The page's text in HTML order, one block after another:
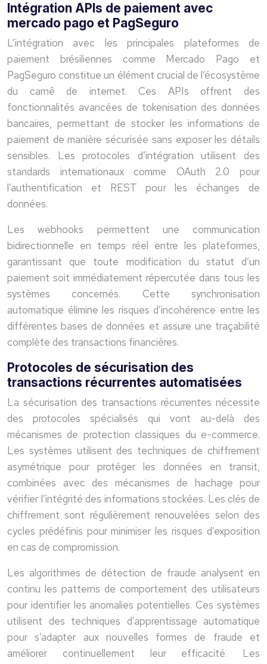
Intégration APIs de paiement avec
mercado pago et PagSeguro
L’intégration avec les principales plateformes de
paiement brésiliennes comme Mercado Pago et
PagSeguro constitue un élément crucial de l’écosystème
du carnê de internet. Ces APIs offrent des
fonctionnalités avancées de tokenisation des données
bancaires, permettant de stocker les informations de
paiement de manière sécurisée sans exposer les détails
sensibles. Les protocoles d’intégration utilisent des
standards internationaux comme OAuth 2.0 pour
l’authentification et REST pour les échanges de
données.
Les webhooks permettent une communication
bidirectionnelle en temps réel entre les plateformes,
garantissant que toute modification du statut d’un
paiement soit immédiatement répercutée dans tous les
systèmes concernés. Cette synchronisation
automatique élimine les risques d’incohérence entre les
différentes bases de données et assure une traçabilité
complète des transactions financières.
Protocoles de sécurisation des
transactions récurrentes automatisées
La sécurisation des transactions récurrentes nécessite
des protocoles spécialisés qui vont au-delà des
mécanismes de protection classiques du e-commerce.
Les systèmes utilisent des techniques de chiffrement
asymétrique pour protéger les données en transit,
combinées avec des mécanismes de hachage pour
vérifier l’intégrité des informations stockées. Les clés de
chiffrement sont régulièrement renouvelées selon des
cycles prédéfinis pour minimiser les risques d’exposition
en cas de compromission.
Les algorithmes de détection de fraude analysent en
continu les patterns de comportement des utilisateurs
pour identifier les anomalies potentielles. Ces systèmes
utilisent des techniques d’apprentissage automatique
pour s’adapter aux nouvelles formes de fraude et
améliorer continuellement leur efficacité. Les